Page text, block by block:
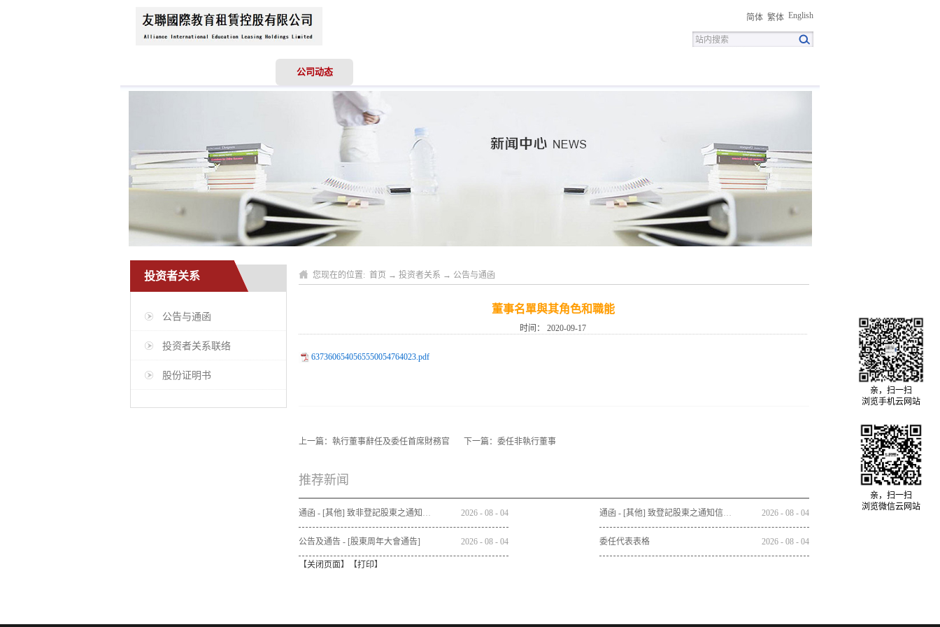
简体 繁体 English
公司动态
投资者关系
公告与通函
投资者关系联络
股份证明书
您现在的位置: 首页 → 投资者关系 → 公告与通函
董事名單與其角色和職能
时间： 2020-09-17
6373606540565550054764023.pdf
上一篇： 執行董事辭任及委任首席財務官 下一篇： 委任非執行董事
推荐新闻
通函 - [其他] 致非登記股東之通知信函及申請表格 - 通函連同股東週年大會通告及代表委任表格之發佈通知 2026 - 08 - 04 通函 - [其他] 致登記股東之通知信函及回條 - 通函連同股東週年大會通告及代表委任表格之發佈通知 2026 - 08 - 04
公告及通告 - [股東周年大會通告] 2026 - 08 - 04 委任代表表格 2026 - 08 - 04
【关闭页面】【打印】
亲，扫一扫
浏览手机云网站
亲，扫一扫
浏览微信云网站